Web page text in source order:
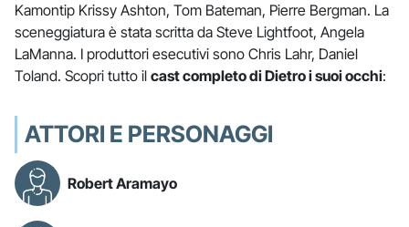
Kamontip Krissy Ashton, Tom Bateman, Pierre Bergman. La
sceneggiatura è stata scritta da Steve Lightfoot, Angela
LaManna. I produttori esecutivi sono Chris Lahr, Daniel
Toland. Scopri tutto il cast completo di Dietro i suoi occhi:
ATTORI E PERSONAGGI
Robert Aramayo